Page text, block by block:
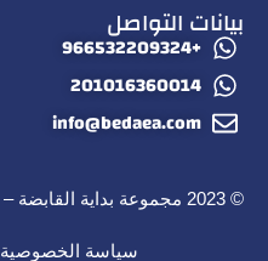
بيانات التواصل
+966532209324
201016360014
info@bedaea.com
© 2023 مجموعة بداية القابضة – جميع الحقوق محفوظة
سياسة الخصوصية